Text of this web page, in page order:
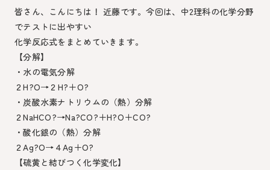
皆さん、こんにちは！ 近藤です。今回は、中2理科の化学分野
でテストに出やすい
化学反応式をまとめていきます。
【分解】
・水の電気分解
２H?O→２H?＋O?
・炭酸水素ナトリウムの（熱）分解
２NaHCO?→Na?CO?＋H?O＋CO?
・酸化銀の（熱）分解
２Ag?O→４Ag＋O?
【硫黄と結びつく化学変化】